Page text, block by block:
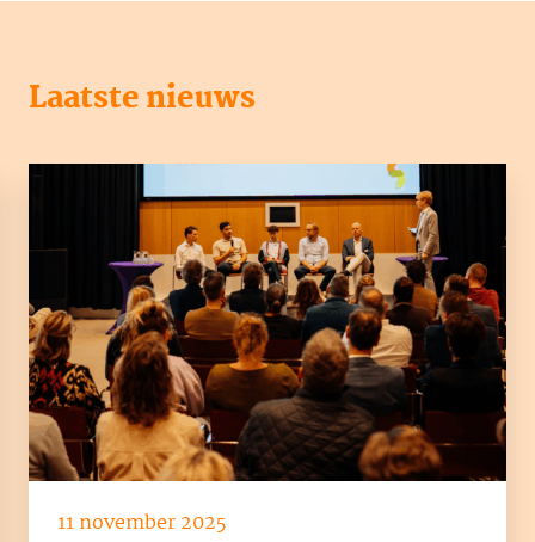
Laatste nieuws
11 november 2025